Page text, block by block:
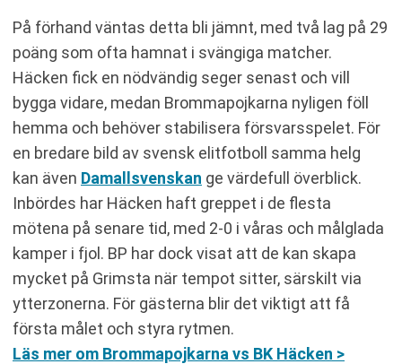
På förhand väntas detta bli jämnt, med två lag på 29
poäng som ofta hamnat i svängiga matcher.
Häcken fick en nödvändig seger senast och vill
bygga vidare, medan Brommapojkarna nyligen föll
hemma och behöver stabilisera försvarsspelet. För
en bredare bild av svensk elitfotboll samma helg
kan även Damallsvenskan ge värdefull överblick.
Inbördes har Häcken haft greppet i de flesta
mötena på senare tid, med 2-0 i våras och målglada
kamper i fjol. BP har dock visat att de kan skapa
mycket på Grimsta när tempot sitter, särskilt via
ytterzonerna. För gästerna blir det viktigt att få
första målet och styra rytmen.
Läs mer om Brommapojkarna vs BK Häcken >